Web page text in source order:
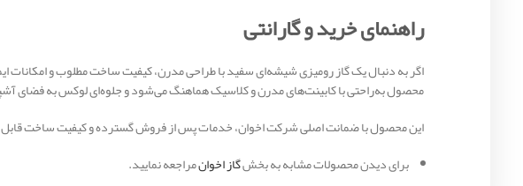
راهنمای خرید و گارانتی
محصول به‌راحتی با کابینت‌های مدرن و کلاسیک هماهنگ می‌شود و جلوه‌ای لوکس به فضای
این محصول با ضمانت اصلی شرکت اخوان، خدمات پس از فروش گسترده و کیفیت ساخت قابل
برای دیدن محصولات مشابه به بخشگاز اخوانمراجعه نمایید.